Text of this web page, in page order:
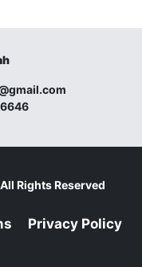
Rights Reserved
Privacy Policy